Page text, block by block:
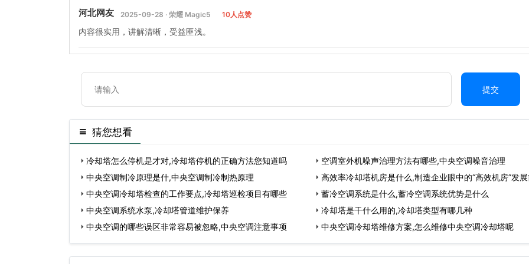
河北网友 2025-09-28 · 荣耀 Magic5 10人点赞
内容很实用，讲解清晰，受益匪浅。
提交
猜您想看
冷却塔怎么停机是才对,冷却塔停机的正确方法您知道吗
空调室外机噪声治理方法有哪些,中央空调噪音治理
中央空调制冷原理是什,中央空调制冷制热原理
高效率冷却塔机房是什么,制造企业眼中的“高效机房”发
中央空调冷却塔检查的工作要点,冷却塔巡检项目有哪些
蓄冷空调系统是什么,蓄冷空调系统优势是什么
中央空调系统水泵,冷却塔管道维护保养
冷却塔是干什么用的,冷却塔类型有哪几种
中央空调的哪些误区非常容易被忽略,中央空调注意事项
中央空调冷却塔维修方案,怎么维修中央空调冷却塔呢